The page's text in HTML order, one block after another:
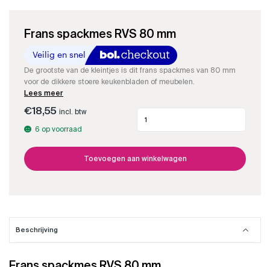
Frans spackmes RVS 80 mm
De grootste van de kleintjes is dit frans spackmes van 80 mm
voor de dikkere stoere keukenbladen of meubelen.
Lees meer
€18,55 incl. btw
6 op voorraad
spackmes
RVS
aantal
Toevoegen aan winkelwagen
Beschrijving